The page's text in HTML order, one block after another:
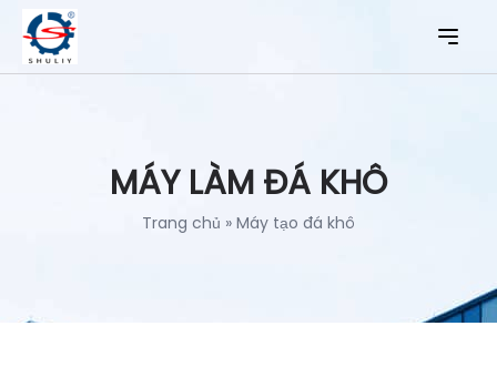
MÁY LÀM ĐÁ KHÔ
Trang chủ » Máy tạo đá khô